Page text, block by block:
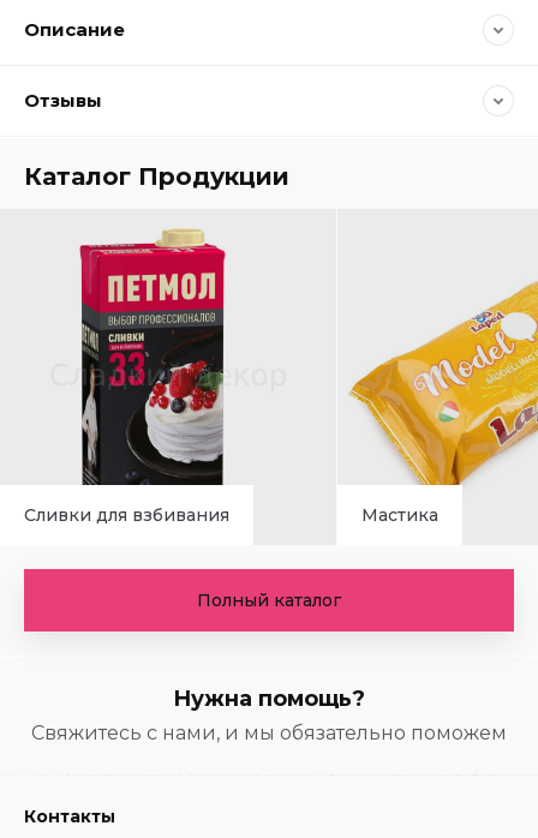
Описание
Отзывы
Каталог Продукции
Сливки для взбивания Мастика
Полный каталог
Нужна помощь?
Свяжитесь с нами, и мы обязательно поможем
Контакты